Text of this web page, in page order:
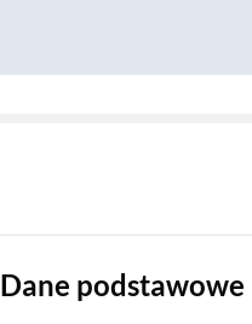
Dane podstawowe